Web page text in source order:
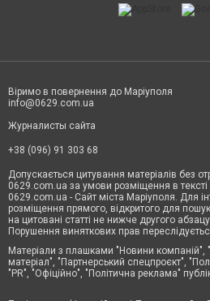
Віримо в повернення до Маріуполя
info@0629.com.ua
Журналисты сайта
+38 (096) 91 303 68
Допускається цитування матеріалів без
0629.com.ua за умови розміщення в
0629.com.ua - Сайт міста Маріуполя. Для
розміщення прямого, відкритого для
на цитовані статті не нижче другого
Порушення виняткових прав
Матеріали з плашками "Новини компаній",
матеріал", "Партнерський спецпроєкт",
"PR", "Офіційно", "Політична реклама"